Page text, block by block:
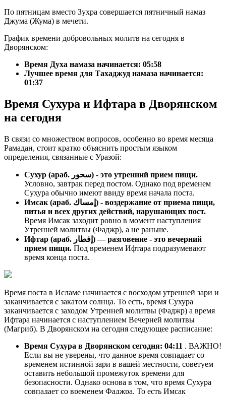
По пятницам вместо Зухра совершается пятничный намаз
Джума (Жума) в мечети.
График времени добровольных молитв на сегодня в
Дворянском:
Время Духа намаза начинается: 05:58
Лучшее время для Тахаджуд намаза начинается:
01:37
Время Сухура и Ифтара в Дворянском
на сегодня
В связи со множеством вопросов, особенно во время месяца
Рамадан, стоит кратко объяснить простым языком
определения, связанные с Уразой:
Сухур (араб. سحور) - это утренний прием пищи.
Условно, завтрак перед постом. Однако под временем
Сухура обычно имеют ввиду время начала поста.
Имсак (араб. إمساك) - воздержание от приема пищи,
питья и всех других действий, нарушающих пост.
Время Имсак заходит ровно в момент наступления
Утренней молитвы (Фаджр), а не раньше.
Ифтар (араб. إفطار) — разговение - это вечерний
прием пищи. Под временем Ифтара подразумевают
время конца поста.
Время поста в Исламе начинается с восходом утренней зари и
заканчивается с закатом солнца. То есть, время Сухура
заканчивается с заходом Утренней молитвы (Фаджр) а время
Ифтара начинается с наступлением Вечерней молитвы
(Магриб). В Дворянском на сегодня следующее расписание:
Время Сухура в Дворянском сегодня: 04:11 . ВАЖНО!
Если вы не уверены, что данное время совпадает со
временем истинной зари в вашей местности, советуем
оставить небольшой промежуток времени для
безопасности. Однако основа в том, что время Сухура
совпадает со временем Фаджра. То есть Имсак